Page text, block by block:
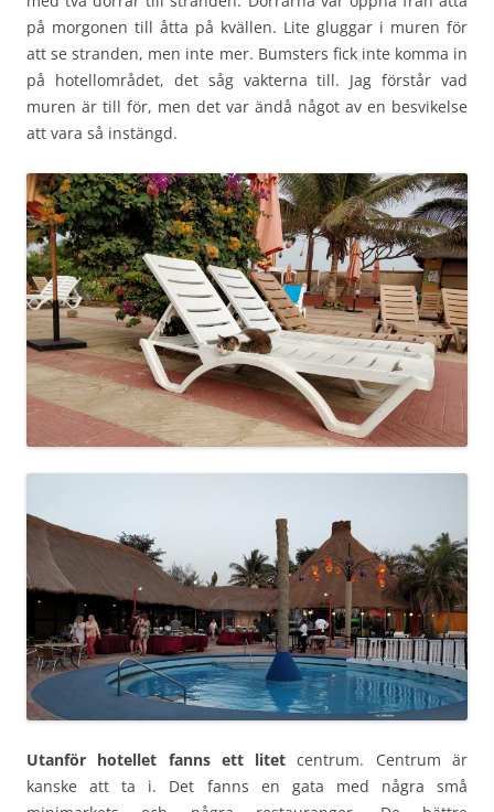
på morgonen till åtta på kvällen. Lite gluggar i muren för
att se stranden, men inte mer. Bumsters fick inte komma in
på hotellområdet, det såg vakterna till. Jag förstår vad
muren är till för, men det var ändå något av en besvikelse
att vara så instängd.
Utanför hotellet fanns ett litet centrum. Centrum är
kanske att ta i. Det fanns en gata med några små